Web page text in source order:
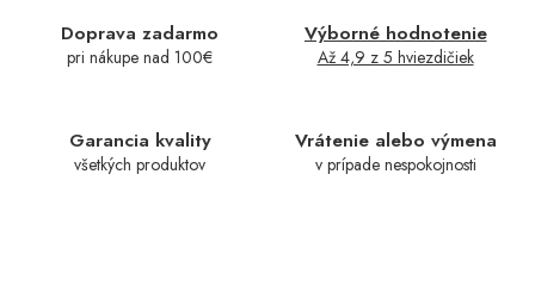
Doprava zadarmo
pri nákupe nad 100€
Výborné hodnotenie
Až 4,9 z 5 hviezdičiek
Garancia kvality
všetkých produktov
Vrátenie alebo výmena
v prípade nespokojnosti